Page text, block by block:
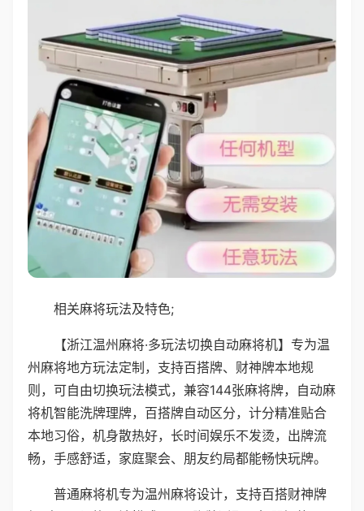
相关麻将玩法及特色;
【浙江温州麻将·多玩法切换自动麻将机】专为温
州麻将地方玩法定制，支持百搭牌、财神牌本地规
则，可自由切换玩法模式，兼容144张麻将牌，自动麻
将机智能洗牌理牌，百搭牌自动区分，计分精准贴合
本地习俗，机身散热好，长时间娱乐不发烫，出牌流
畅，手感舒适，家庭聚会、朋友约局都能畅快玩牌。
普通麻将机专为温州麻将设计，支持百搭财神牌